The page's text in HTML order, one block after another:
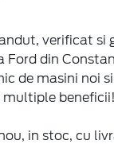
verificat si
Ford din
de masini noi
multiple beneficii!
in stoc, cu